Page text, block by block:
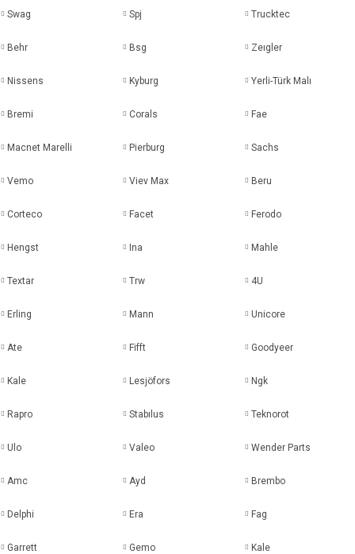
Swag Spj Trucktec
Behr Bsg Zeıgler
Nissens Kyburg Yerli-Türk Malı
Bremi Corals Fae
Macnet Marelli Pierburg Sachs
Vemo Viev Max Beru
Corteco Facet Ferodo
Hengst Ina Mahle
Textar Trw 4U
Erling Mann Unicore
Ate Fifft Goodyeer
Kale Lesjöfors Ngk
Rapro Stabılus Teknorot
Ulo Valeo Wender Parts
Amc Ayd Brembo
Delphi Era Fag
Garrett Gemo Kale